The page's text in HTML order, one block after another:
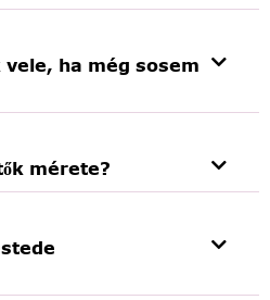
ha még sosem
mérete?